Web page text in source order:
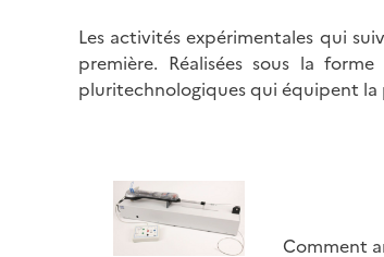
Les activités expérimentales qui
première. Réalisées sous la
pluritechnologiques qui équipent la
Image
Comment